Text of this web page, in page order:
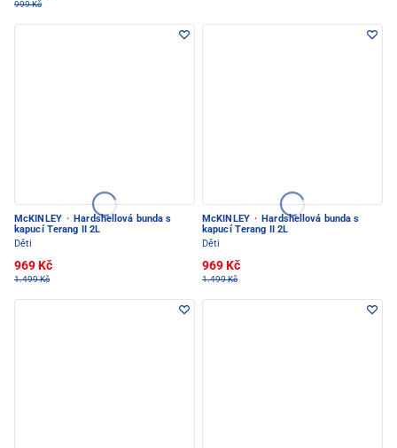
999 Kč
McKINLEY · Hardshellová bunda s
kapucí Terang II 2L
Děti
969 Kč
1.499 Kč
McKINLEY · Hardshellová bunda s
kapucí Terang II 2L
Děti
969 Kč
1.499 Kč